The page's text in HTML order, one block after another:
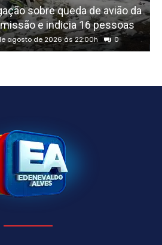
sobre queda de avião da
e indicia 16 pessoas
agosto de 2026 às 22:00h 0